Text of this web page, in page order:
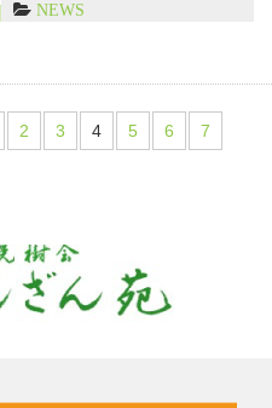
NEWS
2 3 4 5 6 7